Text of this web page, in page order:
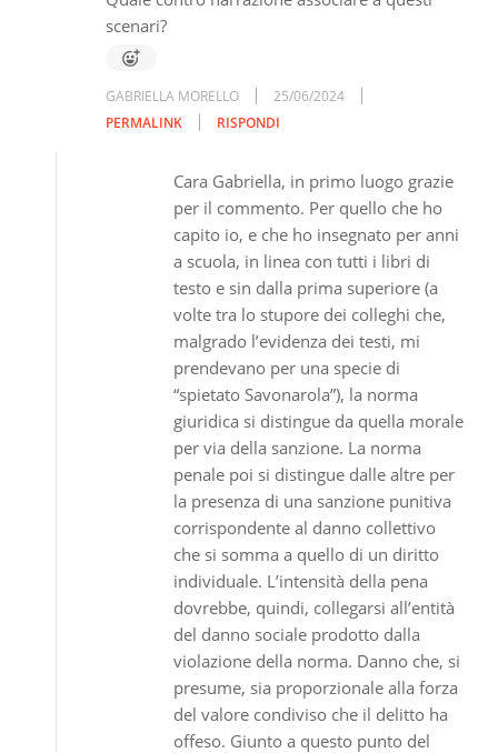
scenari?
GABRIELLA MORELLO
25/06/2024
PERMALINK
RISPONDI
Cara Gabriella, in primo luogo grazie
per il commento. Per quello che ho
capito io, e che ho insegnato per anni
a scuola, in linea con tutti i libri di
testo e sin dalla prima superiore (a
volte tra lo stupore dei colleghi che,
malgrado l’evidenza dei testi, mi
prendevano per una specie di
“spietato Savonarola”), la norma
giuridica si distingue da quella morale
per via della sanzione. La norma
penale poi si distingue dalle altre per
la presenza di una sanzione punitiva
corrispondente al danno collettivo
che si somma a quello di un diritto
individuale. L’intensità della pena
dovrebbe, quindi, collegarsi all’entità
del danno sociale prodotto dalla
violazione della norma. Danno che, si
presume, sia proporzionale alla forza
del valore condiviso che il delitto ha
offeso. Giunto a questo punto del